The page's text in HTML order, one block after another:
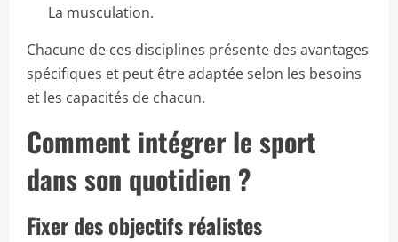
La musculation.
Chacune de ces disciplines présente des avantages
spécifiques et peut être adaptée selon les besoins
et les capacités de chacun.
Comment intégrer le sport
dans son quotidien ?
Fixer des objectifs réalistes